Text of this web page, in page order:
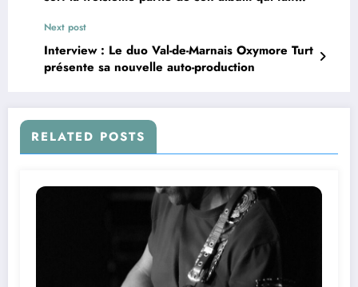
Next post
Interview : Le duo Val-de-Marnais Oxymore Turt
présente sa nouvelle auto-production
RELATED POSTS